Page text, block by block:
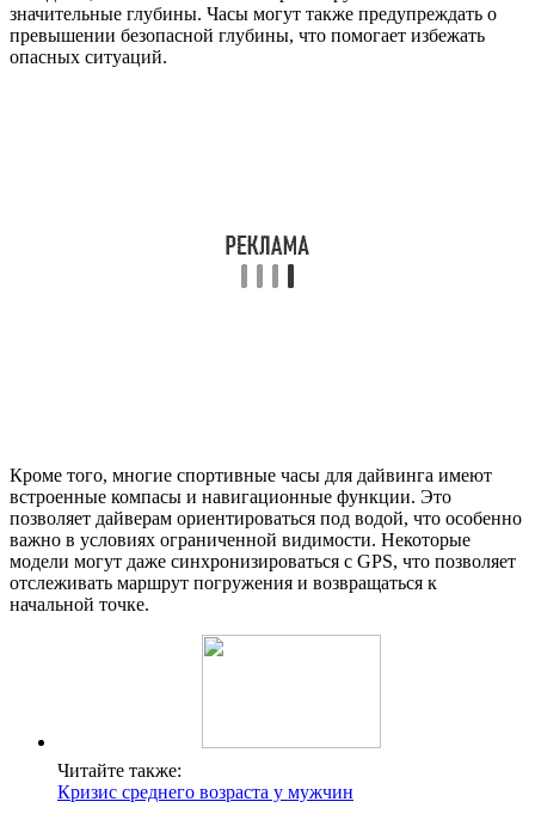
значительные глубины. Часы могут также предупреждать о
превышении безопасной глубины, что помогает избежать
опасных ситуаций.
Кроме того, многие спортивные часы для дайвинга имеют
встроенные компасы и навигационные функции. Это
позволяет дайверам ориентироваться под водой, что особенно
важно в условиях ограниченной видимости. Некоторые
модели могут даже синхронизироваться с GPS, что позволяет
отслеживать маршрут погружения и возвращаться к
начальной точке.
Читайте также:
Кризис среднего возраста у мужчин